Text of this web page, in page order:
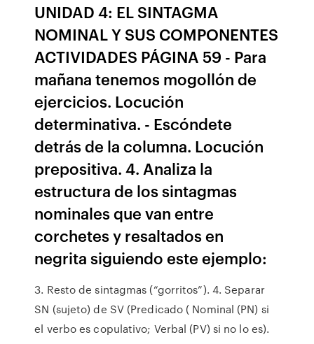
UNIDAD 4: EL SINTAGMA
NOMINAL Y SUS COMPONENTES
ACTIVIDADES PÁGINA 59 - Para
mañana tenemos mogollón de
ejercicios. Locución
determinativa. - Escóndete
detrás de la columna. Locución
prepositiva. 4. Analiza la
estructura de los sintagmas
nominales que van entre
corchetes y resaltados en
negrita siguiendo este ejemplo:
3. Resto de sintagmas (“gorritos”). 4. Separar
SN (sujeto) de SV (Predicado ( Nominal (PN) si
el verbo es copulativo; Verbal (PV) si no lo es).